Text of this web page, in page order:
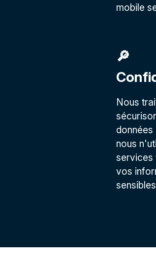
mobile
🔎
Nous
données
nous
services
vos